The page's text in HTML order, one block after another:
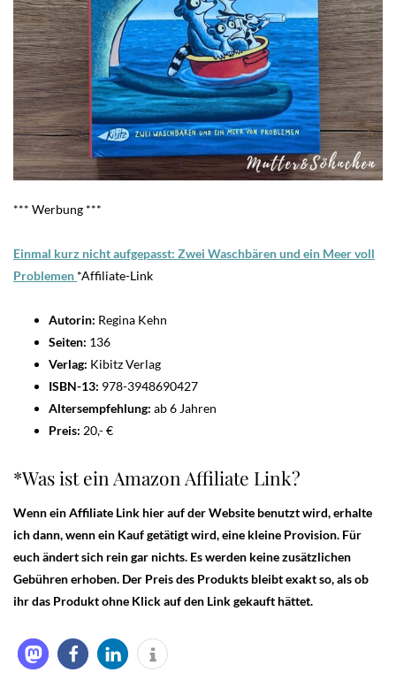
*** Werbung ***
Einmal kurz nicht aufgepasst: Zwei Waschbären und ein Meer voll
Problemen *Affiliate-Link
Autorin: Regina Kehn
Seiten: 136
Verlag: Kibitz Verlag
ISBN-13: 978-3948690427
Altersempfehlung: ab 6 Jahren
Preis: 20,- €
*Was ist ein Amazon Affiliate Link?
Wenn ein Affiliate Link hier auf der Website benutzt wird, erhalte
ich dann, wenn ein Kauf getätigt wird, eine kleine Provision. Für
euch ändert sich rein gar nichts. Es werden keine zusätzlichen
Gebühren erhoben. Der Preis des Produkts bleibt exakt so, als ob
ihr das Produkt ohne Klick auf den Link gekauft hättet.